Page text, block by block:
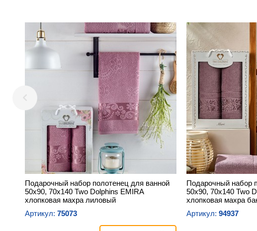
Подарочный набор полотенец для ванной
50х90, 70х140 Two Dolphins EMIRA
хлопковая махра лиловый
Артикул: 75073
Подарочный набор
50х90, 70х140 Two
хлопковая махра
Артикул: 94937